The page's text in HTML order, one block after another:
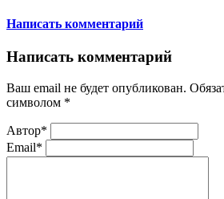
Написать комментарий
Написать комментарий
Ваш email не будет опубликован.
символом *
Автор*
Email*